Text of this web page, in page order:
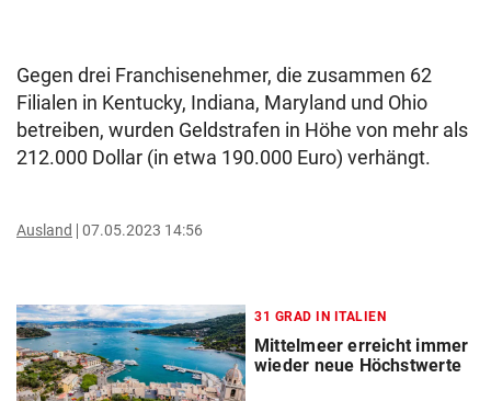
Gegen drei Franchisenehmer, die zusammen 62
Filialen in Kentucky, Indiana, Maryland und Ohio
betreiben, wurden Geldstrafen in Höhe von mehr als
212.000 Dollar (in etwa 190.000 Euro) verhängt.
Ausland 07.05.2023 14:56
31 GRAD IN ITALIEN
Mittelmeer erreicht immer
wieder neue Höchstwerte